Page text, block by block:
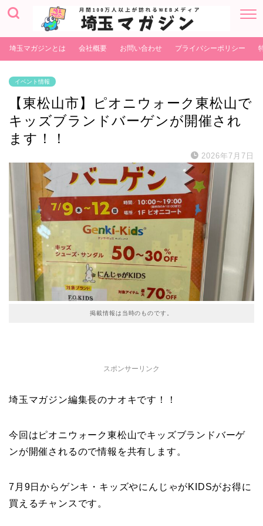
埼玉マガジンとは 会社概要 お問い合わせ プライバシーポリシー
イベント情報
【東松山市】ピオニウォーク東松山で
キッズブランドバーゲンが開催され
ます！！
2026年7月7日
掲載情報は当時のものです。
スポンサーリンク
埼玉マガジン編集長のナオキです！！
今回はピオニウォーク東松山でキッズブランドバーゲ
ンが開催されるので情報を共有します。
7月9日からゲンキ・キッズやにんじゃがKIDSがお得に
買えるチャンスです。